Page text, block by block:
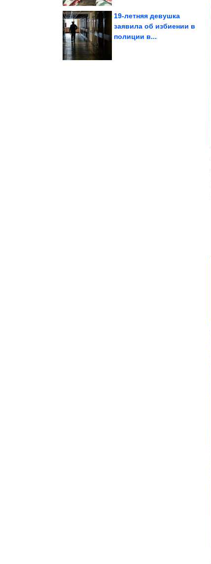
советская квартира
19-летняя девушка
заявила об избиении в
полиции в...